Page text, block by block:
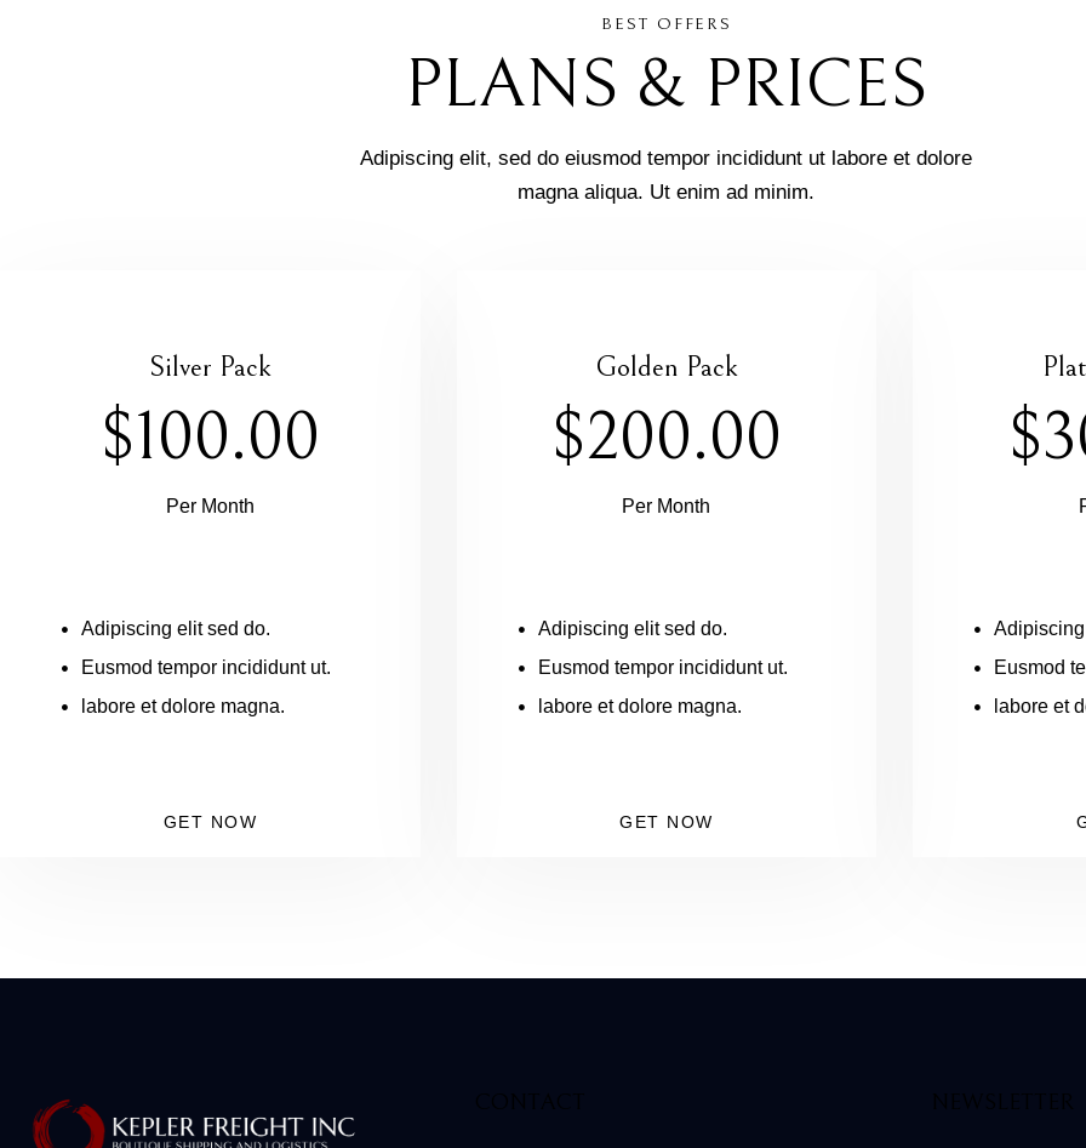
BEST OFFERS
PLANS & PRICES
Adipiscing elit, sed do eiusmod tempor incididunt ut labore et dolore
magna aliqua. Ut enim ad minim.
Silver Pack
$100.00
Per Month
Adipiscing elit sed do.
Eusmod tempor incididunt ut.
labore et dolore magna.
GET NOW
Golden Pack
$200.00
Per Month
Adipiscing elit sed do.
Eusmod tempor incididunt ut.
labore et dolore magna.
GET NOW
Eusmod
labore et